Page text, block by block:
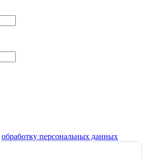
обработку персональных данных